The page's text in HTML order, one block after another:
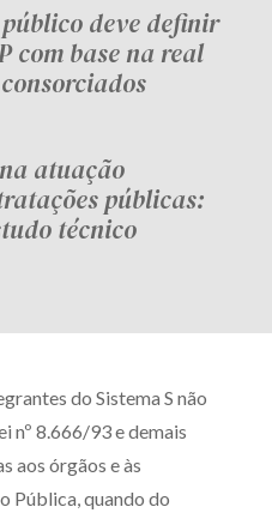
deve definir
com base na real
atuação
públicas:
técnico
do Sistema S não
nº 8.666/93 e demais
aos órgãos e às
Pública, quando do